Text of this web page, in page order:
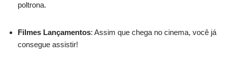
poltrona.
Filmes Lançamentos: Assim que chega no cinema, você já
consegue assistir!